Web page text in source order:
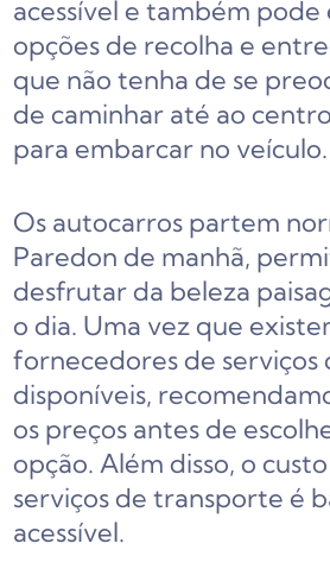
acessível e também pode
opções de recolha e
que não tenha de se
de caminhar até ao
para embarcar no veículo.
Os autocarros partem
Paredon de manhã,
desfrutar da beleza
o dia. Uma vez que
fornecedores de
disponíveis,
os preços antes de
opção. Além disso, o
serviços de transporte é
acessível.